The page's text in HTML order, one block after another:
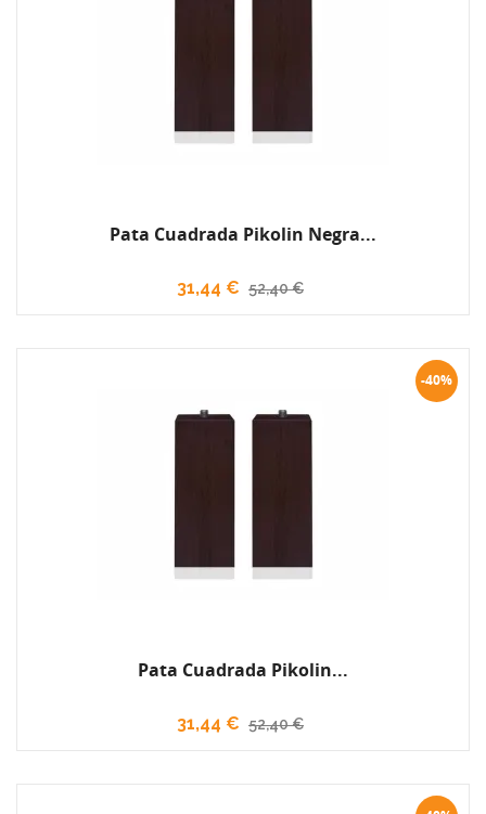
Pata Cuadrada Pikolin Negra...
31,44 € 52,40 €
-40%
Pata Cuadrada Pikolin...
31,44 € 52,40 €